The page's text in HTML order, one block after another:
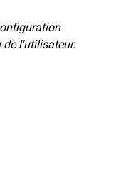
l'utilisateur.